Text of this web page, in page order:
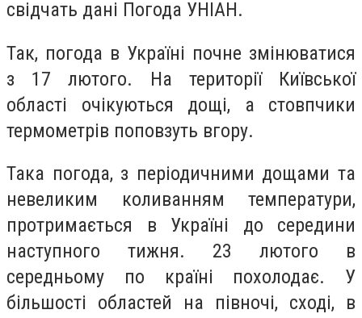
свідчать дані Погода УНІАН.
Так, погода в Україні почне змінюватися
з 17 лютого. На території Київської
області очікуються дощі, а стовпчики
термометрів поповзуть вгору.
Така погода, з періодичними дощами та
невеликим коливанням температури,
протримається в Україні до середини
наступного тижня. 23 лютого в
середньому по країні похолодає. У
більшості областей на півночі, сході, в